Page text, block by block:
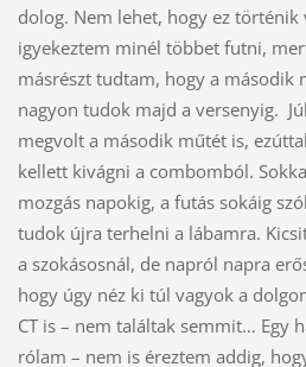
dolog. Nem lehet, hogy ez
igyekeztem minél többet futni,
másrészt tudtam, hogy a második
nagyon tudok majd a versenyig.
megvolt a második műtét is,
kellett kivágni a combomból.
mozgás napokig, a futás sokáig
tudok újra terhelni a lábamra.
a szokásosnál, de napról napra
hogy úgy néz ki túl vagyok a
CT is – nem találtak semmit… Egy
rólam – nem is éreztem addig,